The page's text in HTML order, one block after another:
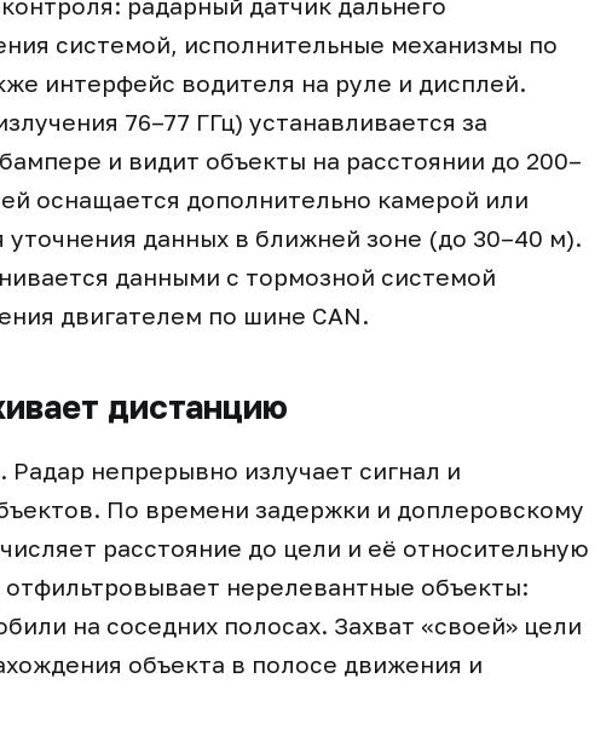
системой, исполнительные механизмы по
интерфейс водителя на руле и дисплей.
76–77 ГГц) устанавливается за
и видит объекты на расстоянии до 200–
оснащается дополнительно камерой или
данных в ближней зоне (до 30–40 м).
данными с тормозной системой
двигателем по шине CAN.
дистанцию
непрерывно излучает сигнал и
По времени задержки и доплеровскому
расстояние до цели и её относительную
нерелевантные объекты:
на соседних полосах. Захват «своей» цели
объекта в полосе движения и